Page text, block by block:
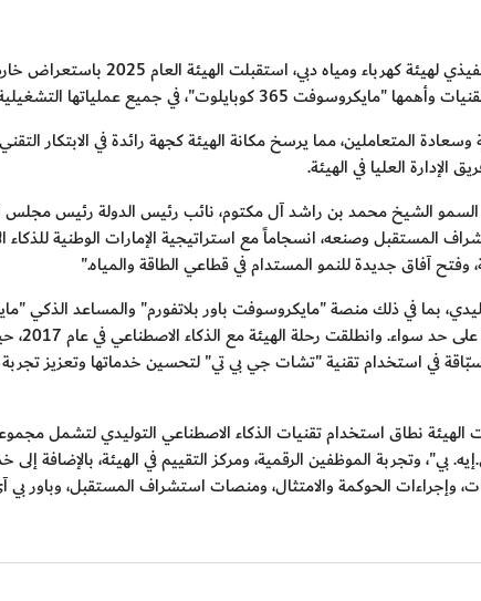
بحضور معالي سعيد محمد الطاير، العضو
في جميع عملياتها التشغيلية والخدماتية
وسعادة المتعاملين، مما يرسخ مكانة الهيئة كجهة رائدة في الابتكار
الإدارة العليا في الهيئة.
الشيخ محمد بن راشد آل مكتوم، نائب رئيس الدولة رئيس مجلس
وفتح آفاق جديدة للنمو المستدام في قطاعي الطاقة والمياه."
تحسين
في استخدام تقنية "تشات جي بي تي" لتحسين خدماتها وتعزيز تجربة
نطاق استخدام تقنيات الذكاء الاصطناعي التوليدي لتشمل
وتجربة الموظفين الرقمية، ومركز التقييم في الهيئة، بالإضافة إلى
وإجراءات الحوكمة والامتثال، ومنصات استشراف المستقبل، وباور بي